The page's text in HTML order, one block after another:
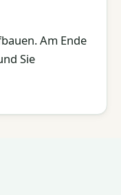
Am Ende
Sie